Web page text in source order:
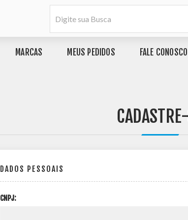
MARCAS MEUS PEDIDOS FALE CONOSCO
DADOS PESSOAIS
CNPJ: